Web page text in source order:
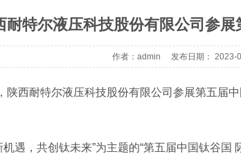
耐特尔液压科技股份有限公司参
作者：admin 发布日期：
陕西耐特尔液压科技股份有限公司参展第五届
机遇，共创钛未来”为主题的“第五届中国钛谷